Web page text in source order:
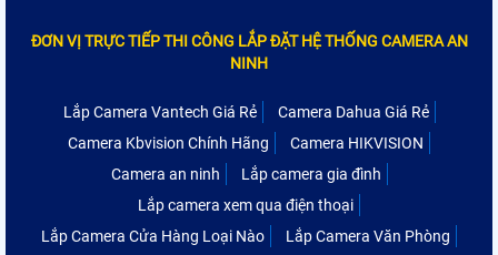
ĐƠN VỊ TRỰC TIẾP THI CÔNG LẮP ĐẶT HỆ THỐNG CAMERA AN
NINH
Lắp Camera Vantech Giá Rẻ
Camera Dahua Giá Rẻ
Camera Kbvision Chính Hãng
Camera HIKVISION
Camera an ninh
Lắp camera gia đình
Lắp camera xem qua điện thoại
Lắp Camera Cửa Hàng Loại Nào
Lắp Camera Văn Phòng